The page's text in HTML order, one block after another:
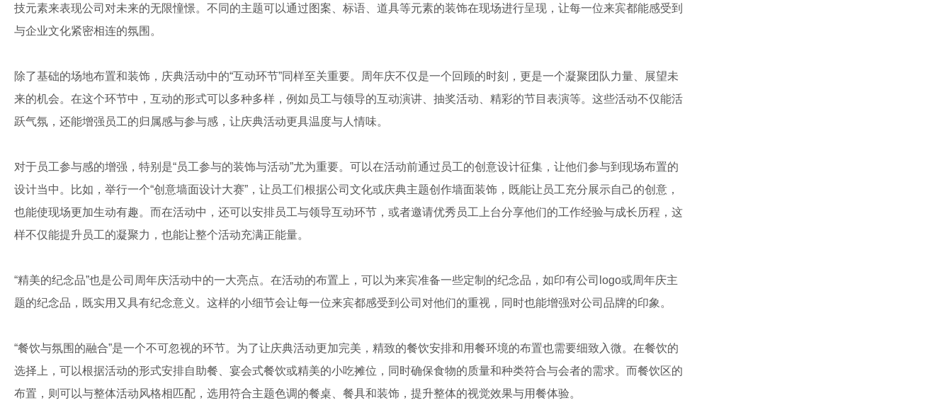
技元素来表现公司对未来的无限憧憬。不同的主题可以通过图案、标语、道具等元素的装饰在现场进行呈现，让每一位来宾都能感受到
与企业文化紧密相连的氛围。
除了基础的场地布置和装饰，庆典活动中的“互动环节”同样至关重要。周年庆不仅是一个回顾的时刻，更是一个凝聚团队力量、展望未
来的机会。在这个环节中，互动的形式可以多种多样，例如员工与领导的互动演讲、抽奖活动、精彩的节目表演等。这些活动不仅能活
跃气氛，还能增强员工的归属感与参与感，让庆典活动更具温度与人情味。
对于员工参与感的增强，特别是“员工参与的装饰与活动”尤为重要。可以在活动前通过员工的创意设计征集，让他们参与到现场布置的
设计当中。比如，举行一个“创意墙面设计大赛”，让员工们根据公司文化或庆典主题创作墙面装饰，既能让员工充分展示自己的创意，
也能使现场更加生动有趣。而在活动中，还可以安排员工与领导互动环节，或者邀请优秀员工上台分享他们的工作经验与成长历程，这
样不仅能提升员工的凝聚力，也能让整个活动充满正能量。
“精美的纪念品”也是公司周年庆活动中的一大亮点。在活动的布置上，可以为来宾准备一些定制的纪念品，如印有公司logo或周年庆主
题的纪念品，既实用又具有纪念意义。这样的小细节会让每一位来宾都感受到公司对他们的重视，同时也能增强对公司品牌的印象。
“餐饮与氛围的融合”是一个不可忽视的环节。为了让庆典活动更加完美，精致的餐饮安排和用餐环境的布置也需要细致入微。在餐饮的
选择上，可以根据活动的形式安排自助餐、宴会式餐饮或精美的小吃摊位，同时确保食物的质量和种类符合与会者的需求。而餐饮区的
布置，则可以与整体活动风格相匹配，选用符合主题色调的餐桌、餐具和装饰，提升整体的视觉效果与用餐体验。